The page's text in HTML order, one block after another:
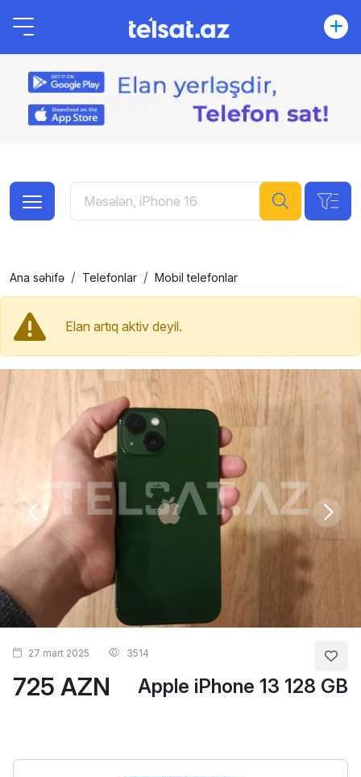
Ana səhifə Telefonlar Mobil telefonlar
Elan artıq aktiv deyil.
725 AZN Apple iPhone 13 128 GB
27 mart 2025 3514